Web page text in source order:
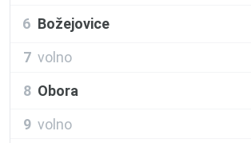
6 Božejovice
7 volno
8 Obora
9 volno